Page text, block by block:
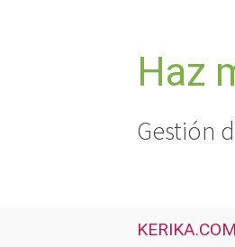
Haz
Gestión
KERIKA.COM